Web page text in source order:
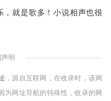
就是歌多！小说相声也很
明
，源自互联网，在收录时，该网
为网址导航的特殊性，收录的网